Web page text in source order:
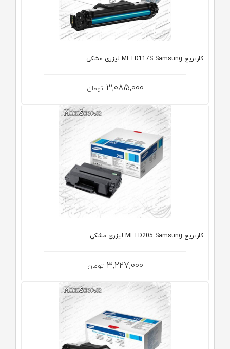
کارتریج MLTD117S Samsung لیزری مشکی
3,085,000 تومان
کارتریج MLTD205 Samsung لیزری مشکی
3,227,000 تومان